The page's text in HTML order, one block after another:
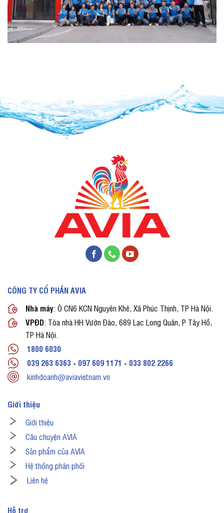
CÔNG TY CỔ PHẦN AVIA
Nhà máy: Ô CN6 KCN Nguyên Khê, Xã Phúc Thịnh, TP Hà Nội.
VPĐD: Tòa nhà HH Vườn Đào, 689 Lạc Long Quân, P Tây Hồ,
TP Hà Nội.
1800 6030
039 263 6363 - 097 609 1171 - 033 802 2266
kinhdoanh@aviavietnam.vn
Giới thiệu
Giới thiệu
Câu chuyện AVIA
Sản phẩm của AVIA
Hệ thống phân phối
Liên hệ
Hỗ trợ